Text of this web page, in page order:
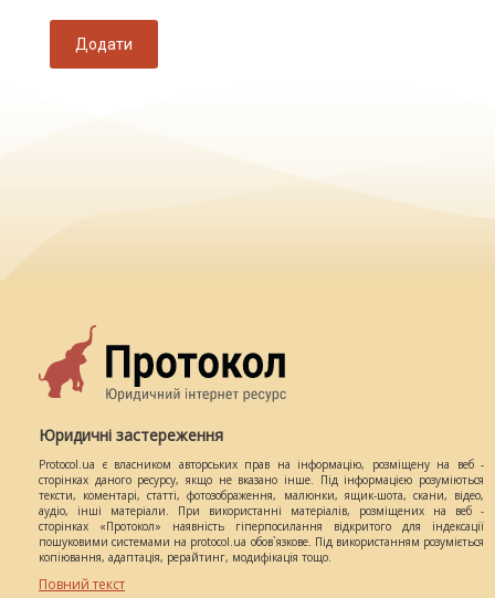
Додати
Юридичні застереження
Protocol.ua є власником авторських прав на інформацію, розміщену на веб -
сторінках даного ресурсу, якщо не вказано інше. Під інформацією розуміються
тексти, коментарі, статті, фотозображення, малюнки, ящик-шота, скани, відео,
аудіо, інші матеріали. При використанні матеріалів, розміщених на веб -
сторінках «Протокол» наявність гіперпосилання відкритого для індексації
пошуковими системами на protocol.ua обов`язкове. Під використанням розуміється
копіювання, адаптація, рерайтинг, модифікація тощо.
Повний текст